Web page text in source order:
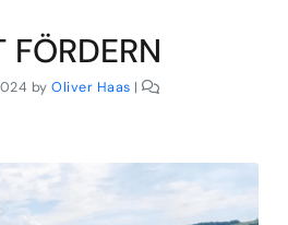
FÖRDERN
by Oliver Haas |